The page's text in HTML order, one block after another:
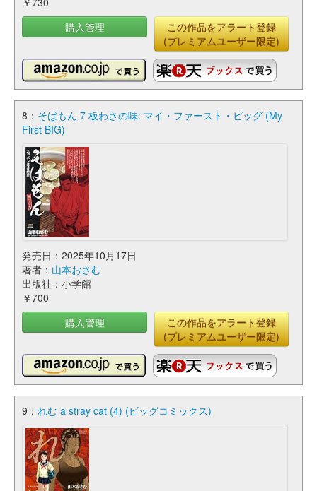
購入管理
この作品をアラート登録
(プレミアムユーザー限定)
8： そばもん 7 板わさの味: マイ・ファースト・ビッグ (My
First BIG)
発売日：2025年10月17日
著者： 山本おさむ
出版社：小学館
￥700
購入管理
この作品をアラート登録
(プレミアムユーザー限定)
9： れむ a stray cat (4) (ビッグコミックス)